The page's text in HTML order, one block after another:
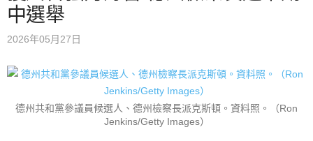
中選舉
2026年05月27日
德州共和黨參議員候選人、德州檢察長派克斯頓。資料照。（Ron
Jenkins/Getty Images）